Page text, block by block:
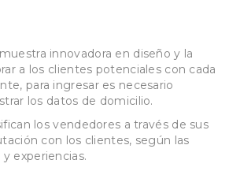
innovadora en diseño y la
a los clientes potenciales con cada
para ingresar es necesario
los datos de domicilio.
los vendedores a través de sus
con los clientes, según las
experiencias.